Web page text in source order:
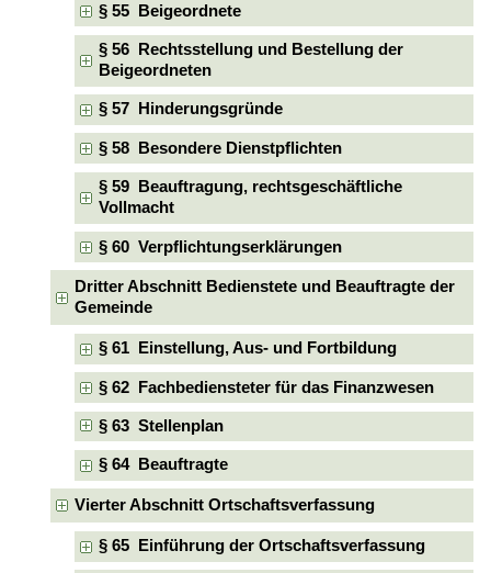
§ 55 Beigeordnete
§ 56 Rechtsstellung und Bestellung der
Beigeordneten
§ 57 Hinderungsgründe
§ 58 Besondere Dienstpflichten
§ 59 Beauftragung, rechtsgeschäftliche
Vollmacht
§ 60 Verpflichtungserklärungen
Dritter Abschnitt Bedienstete und Beauftragte der
Gemeinde
§ 61 Einstellung, Aus- und Fortbildung
§ 62 Fachbediensteter für das Finanzwesen
§ 63 Stellenplan
§ 64 Beauftragte
Vierter Abschnitt Ortschaftsverfassung
§ 65 Einführung der Ortschaftsverfassung